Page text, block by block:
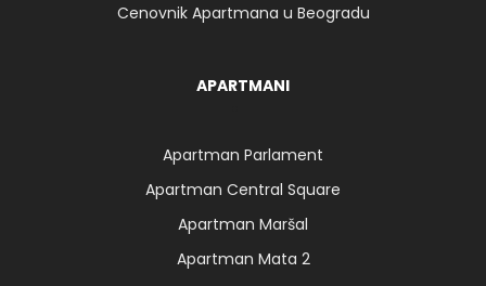
Cenovnik Apartmana u Beogradu
APARTMANI
Apartman Parlament
Apartman Central Square
Apartman Maršal
Apartman Mata 2